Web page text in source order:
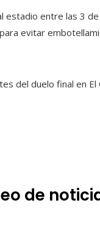
estadio entre las 3
evitar
del duelo final en El
de